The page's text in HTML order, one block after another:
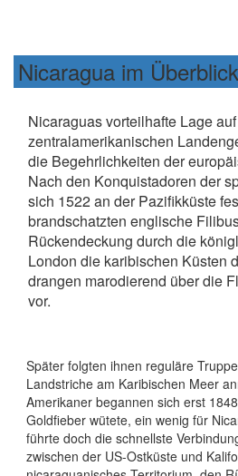
Nicaragua im Überblick
Nicaraguas vorteilhafte Lage
zentralamerikanischen
die Begehrlichkeiten der
Nach den Konquistadoren der
sich 1522 an der Pazifikküste
brandschatzten englische
Rückendeckung durch die
London die karibischen Küsten
drangen marodierend über die
vor.
Später folgten ihnen reguläre
Landstriche am Karibischen Meer
Amerikaner begannen sich erst
Goldfieber wütete, ein wenig für
führte doch die schnellste
zwischen der US-Ostküste und